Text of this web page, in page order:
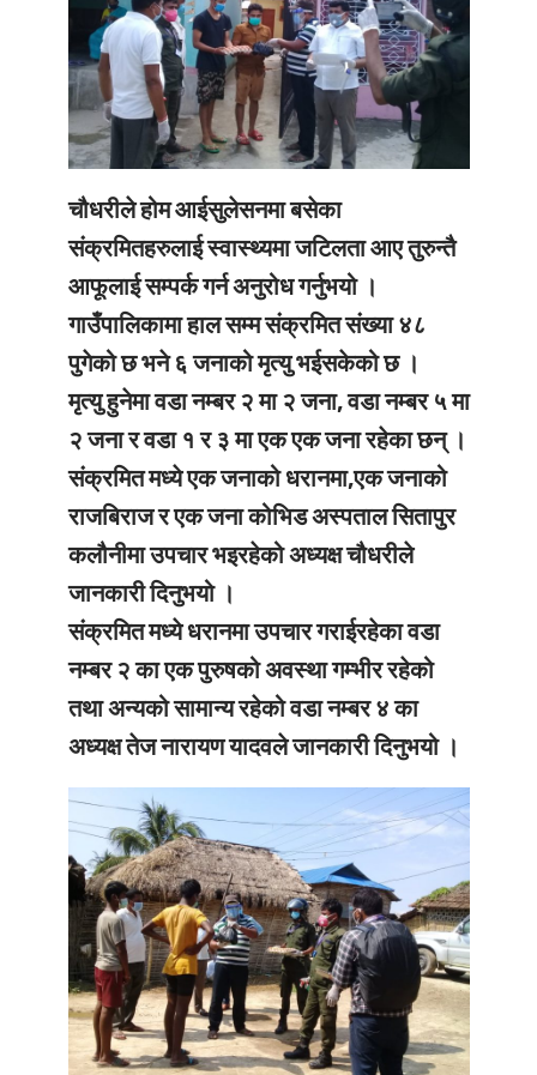
चौधरीले होम आईसुलेसनमा बसेका
संक्रमितहरुलाई स्वास्थ्यमा जटिलता आए तुरुन्तै
आफूलाई सम्पर्क गर्न अनुरोध गर्नुभयो ।
गाउँपालिकामा हाल सम्म संक्रमित संख्या ४८
पुगेको छ भने ६ जनाको मृत्यु भईसकेको छ ।
मृत्यु हुनेमा वडा नम्बर २ मा २ जना, वडा नम्बर ५ मा
२ जना र वडा १ र ३ मा एक एक जना रहेका छन् ।
संक्रमित मध्ये एक जनाको धरानमा,एक जनाको
राजबिराज र एक जना कोभिड अस्पताल सितापुर
कलौनीमा उपचार भइरहेको अध्यक्ष चौधरीले
जानकारी दिनुभयो ।
संक्रमित मध्ये धरानमा उपचार गराईरहेका वडा
नम्बर २ का एक पुरुषको अवस्था गम्भीर रहेको
तथा अन्यको सामान्य रहेको वडा नम्बर ४ का
अध्यक्ष तेज नारायण यादवले जानकारी दिनुभयो ।